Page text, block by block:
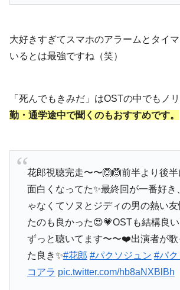
大好きすぎてスマホのアラームとタイ
いるとは最強ですね（笑）
「死んでもきみだ」はOSTの中でもノ
勤・通学途中で聞くのもおすすめです。
花郎視聴完走〜〜🙆🙆前半より後半
面白くなってた✨最終回が一番好き
ゃなくてソヌとジディの男の熱い
たのも良かった😍💗OSTも結構良
ずっと聴いてます〜〜❤️出演者が歌
た良き✨#花郎 #パクソジュン #パク
コアラ pic.twitter.com/hb8aNXBlBh